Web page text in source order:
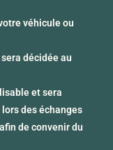
véhicule ou
décidée au
et sera
des échanges
de convenir du